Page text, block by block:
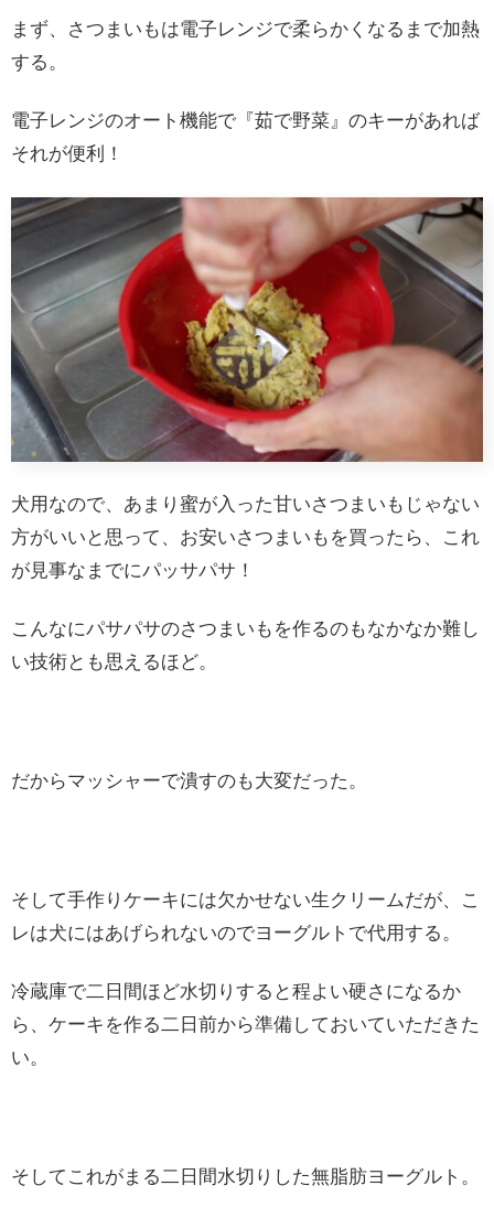
まず、さつまいもは電子レンジで柔らかくなるまで加熱
する。
電子レンジのオート機能で『茹で野菜』のキーがあれば
それが便利！
犬用なので、あまり蜜が入った甘いさつまいもじゃない
方がいいと思って、お安いさつまいもを買ったら、これ
が見事なまでにパッサパサ！
こんなにパサパサのさつまいもを作るのもなかなか難し
い技術とも思えるほど。
だからマッシャーで潰すのも大変だった。
そして手作りケーキには欠かせない生クリームだが、こ
レは犬にはあげられないのでヨーグルトで代用する。
冷蔵庫で二日間ほど水切りすると程よい硬さになるか
ら、ケーキを作る二日前から準備しておいていただきた
い。
そしてこれがまる二日間水切りした無脂肪ヨーグルト。